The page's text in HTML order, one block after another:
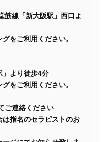
筋線「新大阪駅」西口よ
をご利用ください。
」より徒歩4分
をご利用ください。
ご連絡ください
指名のセラピストのお